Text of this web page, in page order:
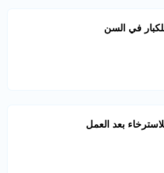
في السن
بعد العمل